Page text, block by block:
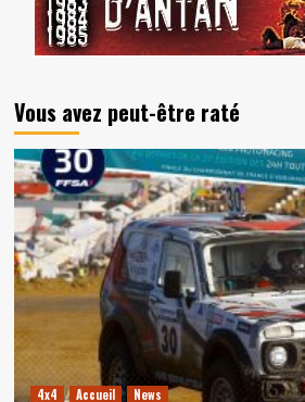
Vous avez peut-être raté
4x4 Accueil News